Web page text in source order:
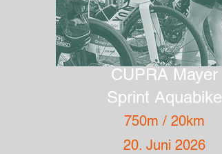
CUPRA Mayer
Sprint Aquabike
750m / 20km
20. Juni 2026